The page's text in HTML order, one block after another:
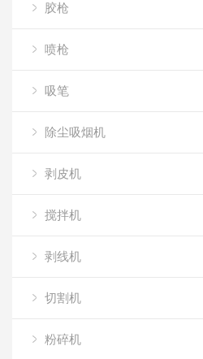
胶枪
喷枪
吸笔
除尘吸烟机
剥皮机
搅拌机
剥线机
切割机
粉碎机